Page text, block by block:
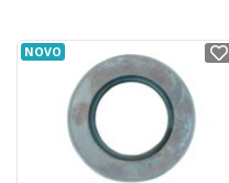
NOVO